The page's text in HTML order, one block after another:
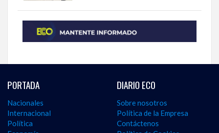
PORTADA
Nacionales
Internacional
Política
DIARIO ECO
Sobre nosotros
Política de la Empresa
Contáctenos